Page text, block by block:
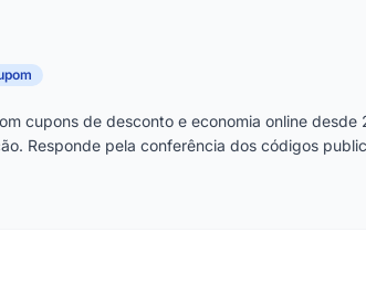
cupons de desconto e economia online desde
Responde pela conferência dos códigos